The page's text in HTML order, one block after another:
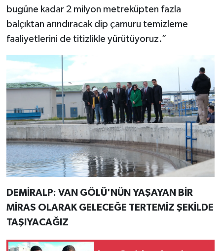
bugüne kadar 2 milyon metreküpten fazla
balçıktan arındıracak dip çamuru temizleme
faaliyetlerini de titizlikle yürütüyoruz.”
DEMİRALP: VAN GÖLÜ'NÜN YAŞAYAN BİR
MİRAS OLARAK GELECEĞE TERTEMİZ ŞEKİLDE
TAŞIYACAĞIZ